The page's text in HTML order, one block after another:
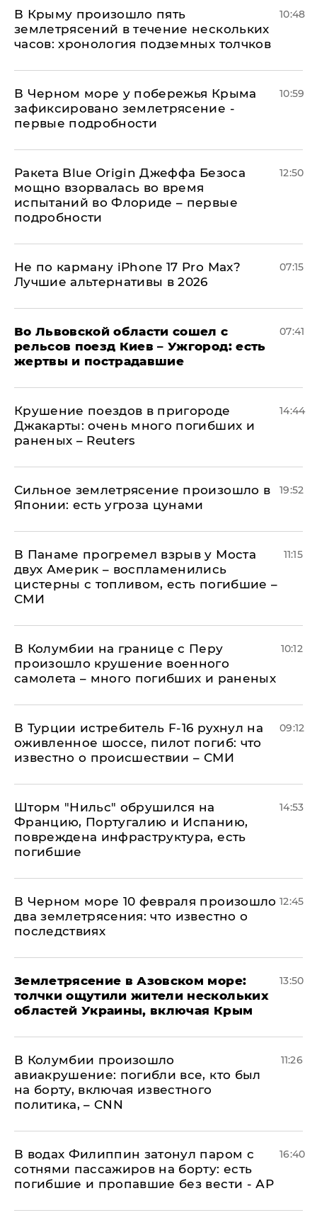
В Крыму произошло пять
землетрясений в течение нескольких
часов: хронология подземных толчков
10:48
В Черном море у побережья Крыма
зафиксировано землетрясение -
первые подробности
10:59
Ракета Blue Origin Джеффа Безоса
мощно взорвалась во время
испытаний во Флориде – первые
подробности
12:50
Не по карману iPhone 17 Pro Max?
Лучшие альтернативы в 2026
07:15
Во Львовской области сошел с
рельсов поезд Киев – Ужгород: есть
жертвы и пострадавшие
07:41
Крушение поездов в пригороде
Джакарты: очень много погибших и
раненых – Reuters
14:44
Сильное землетрясение произошло в
Японии: есть угроза цунами
19:52
В Панаме прогремел взрыв у Моста
двух Америк – воспламенились
цистерны с топливом, есть погибшие –
СМИ
11:15
В Колумбии на границе с Перу
произошло крушение военного
самолета – много погибших и раненых
10:12
В Турции истребитель F-16 рухнул на
оживленное шоссе, пилот погиб: что
известно о происшествии – СМИ
09:12
Шторм "Нильс" обрушился на
Францию, Португалию и Испанию,
повреждена инфраструктура, есть
погибшие
14:53
В Черном море 10 февраля произошло
два землетрясения: что известно о
последствиях
12:45
Землетрясение в Азовском море:
толчки ощутили жители нескольких
областей Украины, включая Крым
13:50
В Колумбии произошло
авиакрушение: погибли все, кто был
на борту, включая известного
политика, – CNN
11:26
В водах Филиппин затонул паром с
сотнями пассажиров на борту: есть
погибшие и пропавшие без вести - АР
16:40